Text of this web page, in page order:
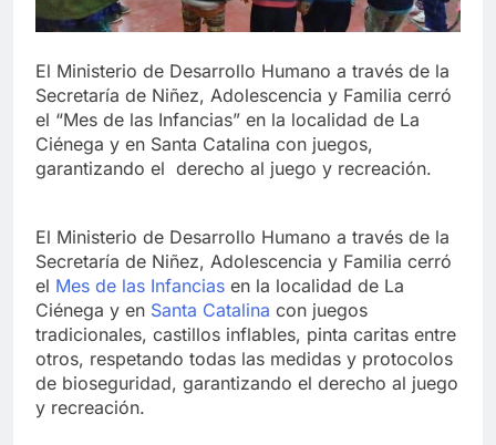
El Ministerio de Desarrollo Humano a través de la
Secretaría de Niñez, Adolescencia y Familia cerró
el “Mes de las Infancias” en la localidad de La
Ciénega y en Santa Catalina con juegos,
garantizando el derecho al juego y recreación.
El Ministerio de Desarrollo Humano a través de la
Secretaría de Niñez, Adolescencia y Familia cerró
el Mes de las Infancias en la localidad de La
Ciénega y en Santa Catalina con juegos
tradicionales, castillos inflables, pinta caritas entre
otros, respetando todas las medidas y protocolos
de bioseguridad, garantizando el derecho al juego
y recreación.